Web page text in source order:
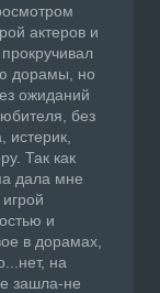
актеров и
дорамы, но
ожиданий
без
истерик,
Так как
дала мне
и
в дорамах,
на
зашла-не